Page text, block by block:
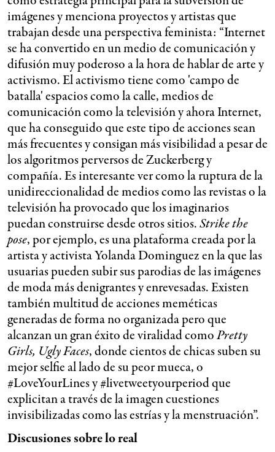
imágenes y menciona proyectos y artistas que
trabajan desde una perspectiva feminista: “Internet
se ha convertido en un medio de comunicación y
difusión muy poderoso a la hora de hablar de arte y
activismo. El activismo tiene como 'campo de
batalla' espacios como la calle, medios de
comunicación como la televisión y ahora Internet,
que ha conseguido que este tipo de acciones sean
más frecuentes y consigan más visibilidad a pesar de
los algoritmos perversos de Zuckerberg y
compañía. Es interesante ver como la ruptura de la
unidireccionalidad de medios como las revistas o la
televisión ha provocado que los imaginarios
puedan construirse desde otros sitios.Strike the
pose, por ejemplo, es una plataforma creada por la
artista y activista Yolanda Dominguez en la que las
usuarias pueden subir sus parodias de las imágenes
de moda más denigrantes y enrevesadas. Existen
también multitud de acciones meméticas
generadas de forma no organizada pero que
alcanzan un gran éxito de viralidad comoPretty
Girls, Ugly Faces, donde cientos de chicas suben su
mejor selfie al lado de su peor mueca, o
#LoveYourLines y #livetweetyourperiod que
explicitan a través de la imagen cuestiones
invisibilizadas como las estrías y la menstruación”.
Discusiones sobre lo real